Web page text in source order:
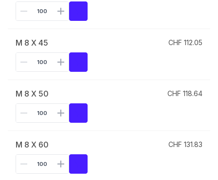
M 8 X 45 CHF 112.05
M 8 X 50 CHF 118.64
M 8 X 60 CHF 131.83